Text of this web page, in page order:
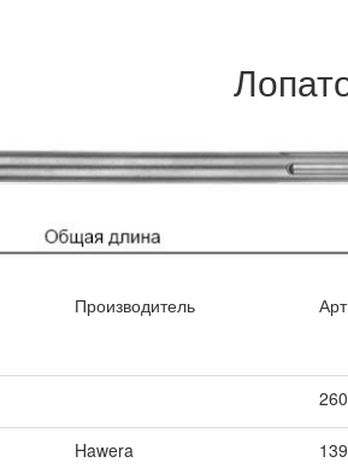
Производитель
Hawera